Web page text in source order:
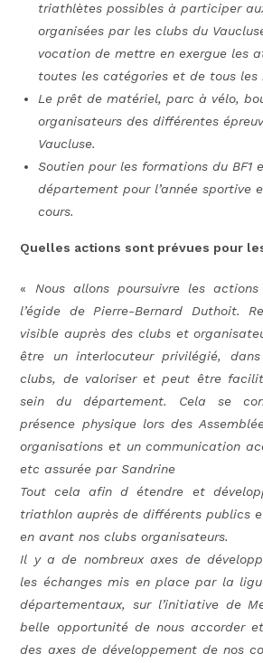
triathlètes possibles à participer
organisées par les clubs du
vocation de mettre en exergue les
toutes les catégories et de tous les
Le prêt de matériel, parc à vélo,
organisateurs des différentes
Vaucluse.
Soutien pour les formations du BF1
département pour l’année sportive
cours.
Quelles actions sont prévues pour
« Nous allons poursuivre les
l’égide de Pierre-Bernard Duthoit.
visible auprès des clubs et
être un interlocuteur privilégié,
clubs, de valoriser et peut être
sein du département. Cela se
présence physique lors des
organisations et un communication
etc assurée par Sandrine
Tout cela afin d étendre et
triathlon auprès de différents publics
en avant nos clubs organisateurs.
Il y a de nombreux axes de
les échanges mis en place par la
départementaux, sur l’initiative de
belle opportunité de nous accorder
des axes de développement de nos